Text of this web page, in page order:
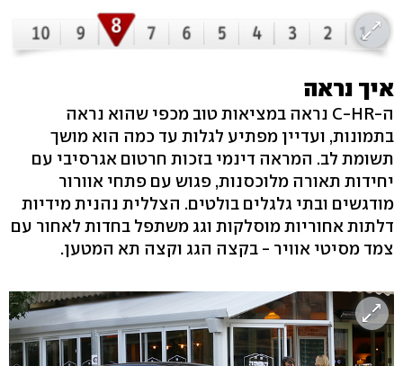
איך נראה
ה-C-HR נראה במציאות טוב מכפי שהוא נראה
בתמונות, ועדיין מפתיע לגלות עד כמה הוא מושך
תשומת לב. המראה דינמי בזכות חרטום אגרסיבי עם
יחידות תאורה מלוכסנות, פגוש עם פתחי אוורור
מודגשים ובתי גלגלים בולטים. הצללית נהנית מידיות
דלתות אחוריות מוסלקות וגג משתפל בחדות לאחור עם
צמד מסיטי אוויר - בקצה הגג וקצה תא המטען.